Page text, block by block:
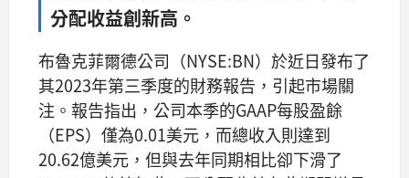
分配收益創新高。
布魯克菲爾德公司（NYSE:BN）於近日發布了
其2023年第三季度的財務報告，引起市場關
注。報告指出，公司本季的GAAP每股盈餘
（EPS）僅為0.01美元，而總收入則達到
20.62億美元，但與去年同期相比卻下滑了